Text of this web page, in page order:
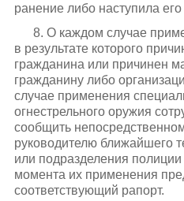
ранение либо наступила его
8. О каждом случае
в результате которого
гражданина или причинен
гражданину либо
случае применения
огнестрельного оружия
сообщить
руководителю ближайшего
или подразделения
момента их применения
соответствующий рапорт.